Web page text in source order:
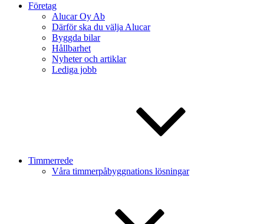
Företag
Alucar Oy Ab
Därför ska du välja Alucar
Byggda bilar
Hållbarhet
Nyheter och artiklar
Lediga jobb
Timmerrede
Våra timmerpåbyggnations lösningar